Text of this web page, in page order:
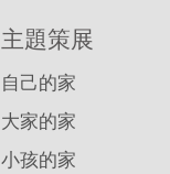
主題策展
自己的家
大家的家
小孩的家